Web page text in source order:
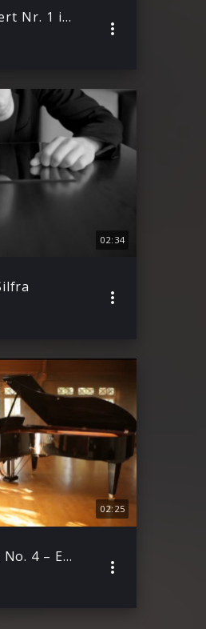
Prokofiev: Violinkonzert Nr. 1 in D-Dur, Op. 19, II. Scherzo: Vivacissimo
02:34
02:25
Charles Ives – Sonata No. 4 – Erster Satz, Allegro